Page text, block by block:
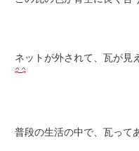
ネットが外されて、瓦が見
普段の生活の中で、瓦って